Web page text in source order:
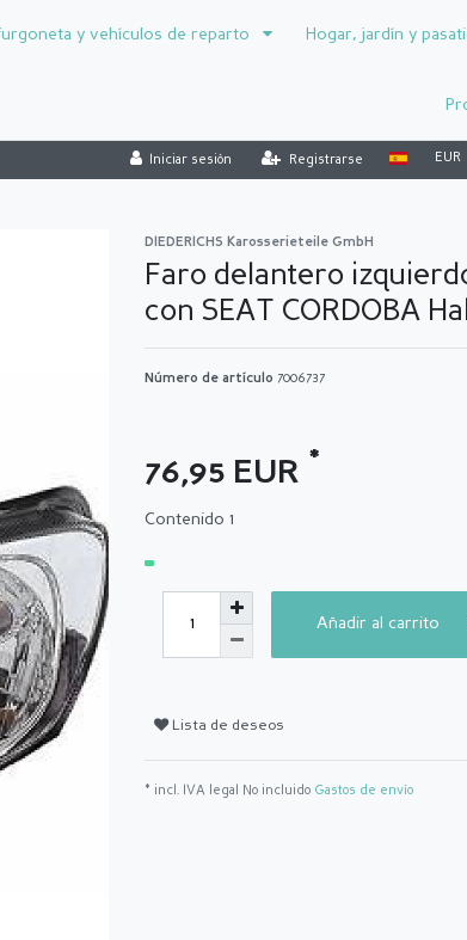
y vehículos de reparto Hogar, jardín y
Iniciar sesión Registrarse EUR
DIEDERICHS Karosserieteile GmbH
Faro delantero
con SEAT CORDOBA
Número de artículo 7006737
76,95 EUR *
Contenido 1
Añadir al carrito
Lista de deseos
* incl. IVA legal No incluido Gastos de envío